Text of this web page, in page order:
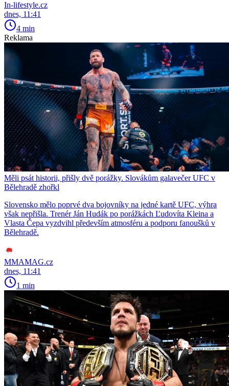
In-lifestyle.cz
dnes, 11:41
4 min
Reklama
Měli psát historii, přišly dvě porážky. Slovákům galavečer UFC v
Bělehradě zhořkl
Slovensko mělo poprvé dva bojovníky na jedné kartě UFC, výhra
však nepřišla. Trenér Ján Hudák po porážkách Ľudovíta Kleina a
Vlasta Čepa vyzdvihl především atmosféru a podporu fanoušků v
Bělehradě.
MMAMAG.cz
dnes, 11:41
1 min